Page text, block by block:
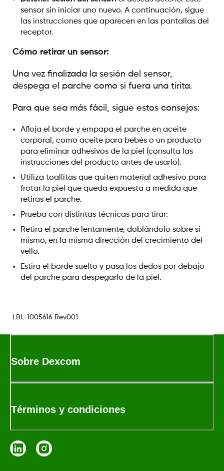
sensor sin iniciar uno nuevo. A continuación, sigue
las instrucciones que aparecen en las pantallas del
receptor.
Cómo retirar un sensor:
Una vez finalizada la sesión del sensor,
despega el parche como si fuera una tirita.
Para que sea más fácil, sigue estos consejos:
Afloja el borde y empapa el parche en aceite
corporal, como aceite para bebés o un producto
para eliminar adhesivos de la piel (consulta las
instrucciones del producto antes de usarlo).
Utiliza toallitas que quiten material adhesivo para
frotar la piel que queda expuesta a medida que
retiras el parche.
Prueba con distintas técnicas para tirar:
Retira el parche lentamente, doblándolo sobre sí
mismo, en la misma dirección del crecimiento del
vello.
Estira el borde suelto y pasa los dedos por debajo
del parche para despegarlo de la piel.
LBL-1005616 Rev001
Sobre Dexcom
Términos y condiciones